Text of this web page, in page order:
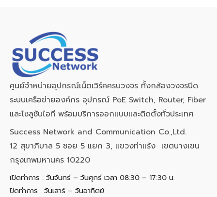
ศูนย์จำหน่ายอุปกรณ์เน็ตเวิร์คครบวงจร ทั้งกล้องวงจรปิด
ระบบเครือข่ายองค์กร อุปกรณ์ PoE Switch, Router, Fiber
และโซลูชันไอที พร้อมบริการออกแบบและติดตั้งทั่วประเทศ
Success Network and Communication Co.,Ltd.
12 สุขาภิบาล 5 ซอย 5 แยก 3, แขวงท่าแร้ง เขตบางเขน
กรุงเทพมหานคร 10220
เปิดทำการ : วันจันทร์ – วันศุกร์ เวลา 08:30 – 17:30 น.
ปิดทำการ : วันเสาร์ – วันอาทิตย์